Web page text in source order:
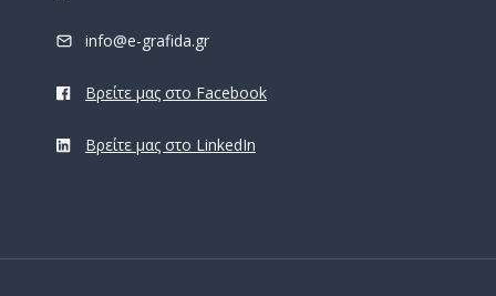
info@e-grafida.gr
Βρείτε μας στο Facebook
Βρείτε μας στο LinkedIn